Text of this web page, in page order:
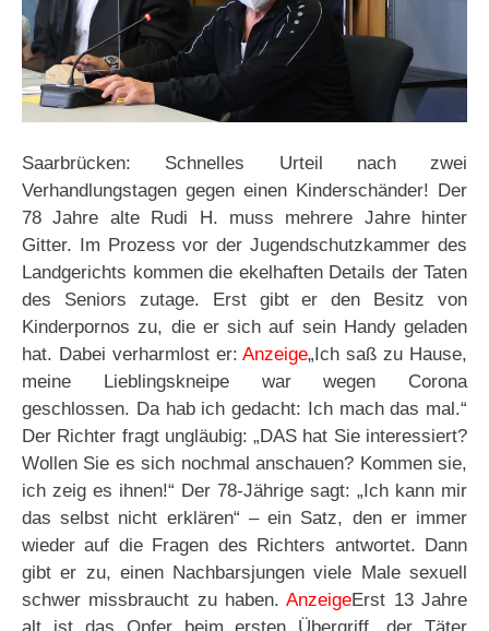
Saarbrücken: Schnelles Urteil nach zwei
Verhandlungstagen gegen einen Kinderschänder! Der
78 Jahre alte Rudi H. muss mehrere Jahre hinter
Gitter. Im Prozess vor der Jugendschutzkammer des
Landgerichts kommen die ekelhaften Details der Taten
des Seniors zutage. Erst gibt er den Besitz von
Kinderpornos zu, die er sich auf sein Handy geladen
hat. Dabei verharmlost er:Anzeige„Ich saß zu Hause,
meine Lieblingskneipe war wegen Corona
geschlossen. Da hab ich gedacht: Ich mach das mal.“
Der Richter fragt ungläubig: „DAS hat Sie interessiert?
Wollen Sie es sich nochmal anschauen? Kommen sie,
ich zeig es ihnen!“ Der 78-Jährige sagt: „Ich kann mir
das selbst nicht erklären“ – ein Satz, den er immer
wieder auf die Fragen des Richters antwortet. Dann
gibt er zu, einen Nachbarsjungen viele Male sexuell
schwer missbraucht zu haben.AnzeigeErst 13 Jahre